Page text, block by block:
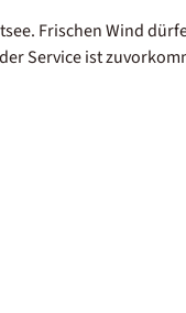
Frischen Wind
Service ist